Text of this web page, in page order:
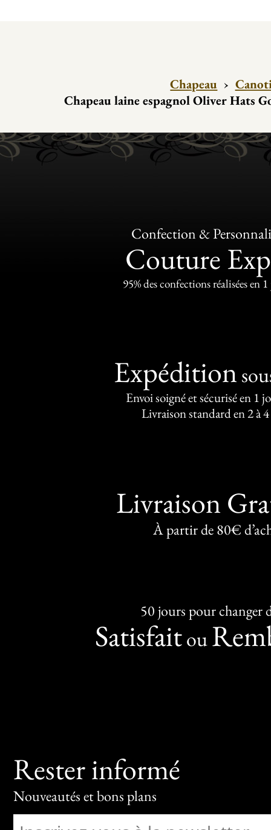
Chapeau ›
Chapeau laine espagnol Oliver Hats
Confection &
Couture
95% des confections réalisées en
Expédition
Envoi soigné et sécurisé en 1
Livraison standard en 2 à
Livraison
À partir de 80€
50 jours pour changer
Satisfaitou
Rester informé
Nouveautés et bons plans